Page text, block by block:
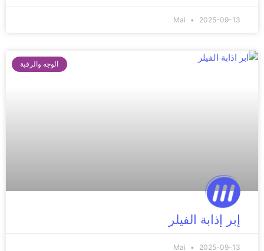
Mai 2025-09-13
الوجه والرقبة
إبر إذابة الفيلر
Mai 2025-09-13